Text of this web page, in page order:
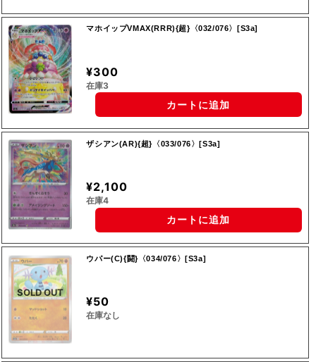
マホイップVMAX(RRR){超}〈032/076〉[S3a]
¥300
在庫3
カートに追加
ザシアン(AR){超}〈033/076〉[S3a]
¥2,100
在庫4
カートに追加
SOLD OUT
ウパー(C){闘}〈034/076〉[S3a]
¥50
在庫なし